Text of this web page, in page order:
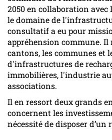
2050 en collaboration
le domaine de
consultatif a eu pour
appréhension commune. Il
cantons, les communes et
d'infrastructures de
immobilières, l'industrie
associations.
Il en ressort deux grands
concernent les
nécessité de disposer d’un